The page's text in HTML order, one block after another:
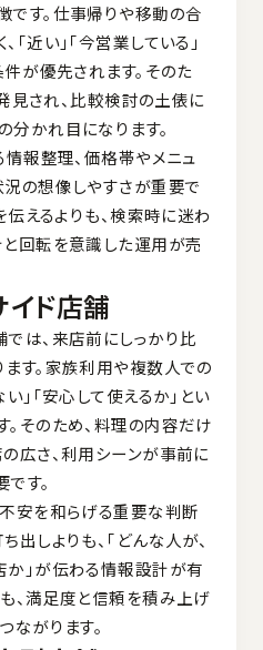
す。仕事帰りや移動の合
近い」「今営業している」
件が優先されます。そのた
見され、比較検討の土俵に
かれ目になります。
報整理、価格帯やメニュ
の想像しやすさが重要で
伝えるよりも、検索時に迷わ
回転を意識した運用が売
イド店舗
は、来店前にしっかり比
す。家族利用や複数人での
」「安心して使えるか」とい
そのため、料理の内容だけ
広さ、利用シーンが事前に
す。
安を和らげる重要な判断
出しよりも、「どんな人が、
か」が伝わる情報設計が有
、満足度と信頼を積み上げ
ながります。